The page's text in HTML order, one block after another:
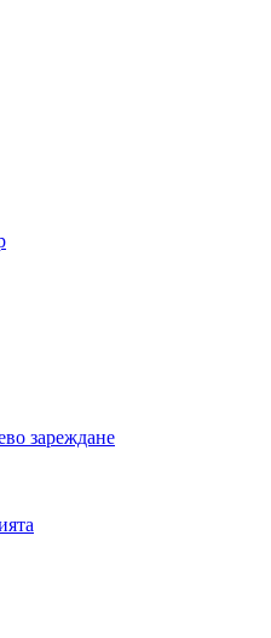
зареждане